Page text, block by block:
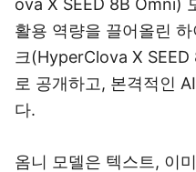
ova X SEED 8B Omni)
활용 역량을 끌어올린
크(HyperClova X
로 공개하고, 본격적인
다.
옴니 모델은 텍스트, 이